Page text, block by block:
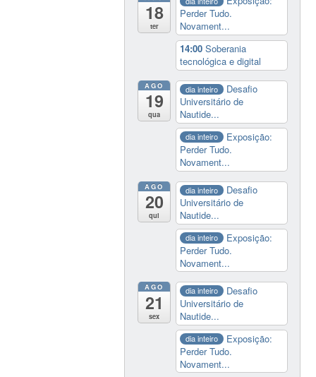
18
ter
Perder Tudo.
Novament...
14:00Soberania
tecnológica e digital
AGO
19
qua
dia inteiro
Desafio
Universitário de
Nautide...
dia inteiro
Exposição:
Perder Tudo.
Novament...
AGO
20
qui
dia inteiro
Desafio
Universitário de
Nautide...
dia inteiro
Exposição:
Perder Tudo.
Novament...
AGO
21
sex
dia inteiro
Desafio
Universitário de
Nautide...
dia inteiro
Exposição:
Perder Tudo.
Novament...